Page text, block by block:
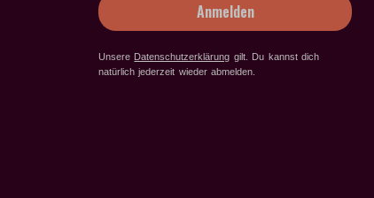
Anmelden
Unsere Datenschutzerklärung gilt. Du kannst dich
natürlich jederzeit wieder abmelden.